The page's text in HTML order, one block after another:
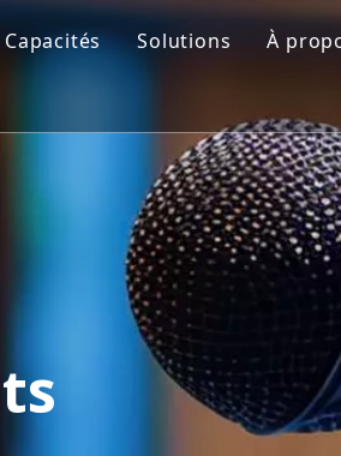
pièces de moto
mobilier d'extérieur
préforme PET
appareils ménagers
Capacités
Usinage CNC
Fabrication de moules
Contrôle de qualité
Moulage par injection
Solutions
Insérer le moule
Moulage par
À
FAQ